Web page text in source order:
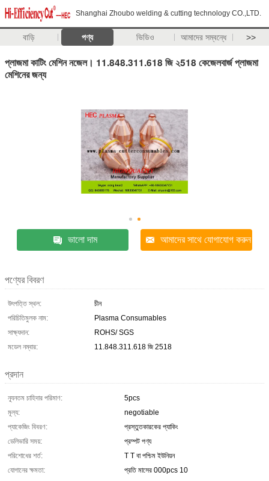
Shanghai Zhoubo welding & cutting technology CO.,LTD.
বাড়ি পণ্য ভিডিও আমাদের সম্বন্ধে >>
প্লাজমা কাটিং মেশিন নজেল। 11.848.311.618 জি ২518 কেজেলবার্জ প্লাজমা
মেশিনের জন্য
ভালো দাম আমাদের সাথে যোগাযোগ করুন
পণ্যের বিবরণ
উৎপত্তি স্থল:
চীন
পরিচিতিমুলক নাম:
Plasma Consumables
সাক্ষ্যদান:
ROHS/ SGS
মডেল নম্বার:
11.848.311.618 জি 2518
প্রদান
ন্যূনতম চাহিদার পরিমাণ:
5pcs
মূল্য:
negotiable
প্যাকেজিং বিবরণ:
প্রস্তুতকারকের প্যাকিং
ডেলিভারি সময়:
প্রম্পট পণ্য
পরিশোধের শর্ত:
T T বা পশ্চিম ইউনিয়ন
যোগানের ক্ষমতা:
প্রতি মাসের 000pcs 10